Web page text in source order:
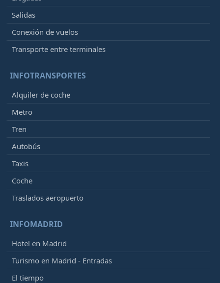
Salidas
Conexión de vuelos
Transporte entre terminales
INFOTRANSPORTES
Alquiler de coche
Metro
Tren
Autobús
Taxis
Coche
Traslados aeropuerto
INFOMADRID
Hotel en Madrid
Turismo en Madrid - Entradas
El tiempo